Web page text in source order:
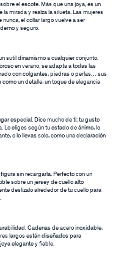
el escote. Más que una joya, es un
mirada y realza la silueta. Las mujeres
el collar largo vuelve a ser
y seguro.
sutil dinamismo a cualquier conjunto.
en verano, se adapta a todas las
con colgantes, piedras o perlas… sus
un detalle, un toque de elegancia
especial. Dice mucho de ti: tu gusto
Lo eliges según tu estado de ánimo, lo
o lo llevas solo, como una declaración
sin recargarla. Perfecto con un
sobre un jersey de cuello alto
deslízalo alrededor de tu cuello para
Cadenas de acero inoxidable,
largos están diseñados para
elegante y fiable.